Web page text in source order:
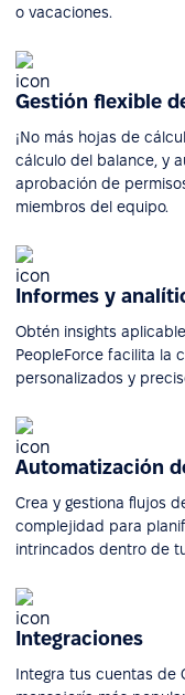
o vacaciones.
Gestión flexible
¡No más hojas de
cálculo del balance, y
aprobación de
miembros del equipo.
Informes y
Obtén insights
PeopleForce facilita la
personalizados y
Automatización
Crea y gestiona flujos
complejidad para
intrincados dentro de
Integraciones
Integra tus cuentas de